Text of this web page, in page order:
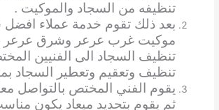
تنظيفه من السجاد والموكيت .
بعد ذلك تقوم خدمة عملاء
موكيت غرب عرعر وشرق عرعر
تنظيف السجاد الى الفنيين
تنظيف وتعقيم وتعطير السجاد
يقوم الفني المختص بالتواصل
ثم يقوم بتحديد ميعاد يكون